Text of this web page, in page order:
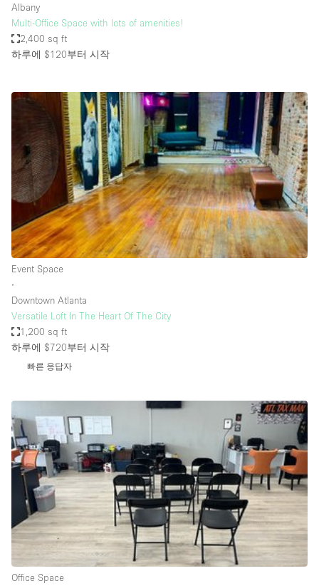
Atelier / Workshop Studio
Boat
Boutique / Shop
Conference Room
Container
Creative Space
Event Space
Fair / Festival
Hall
Mall Shop
Mansion / House
Meeting Space
Other
Photo / Filming Studio
Restaurant / Bar / Cafe
Rooftop
Salon
Shop Share
Stall / Market Stall
Truck
Albany
Multi-Office Space with lots of amenities!
2,400 sq ft
하루에 $120부터 시작
Event Space
∙
Downtown Atlanta
Versatile Loft In The Heart Of The City
1,200 sq ft
하루에 $720부터 시작
빠른 응답자
Office Space